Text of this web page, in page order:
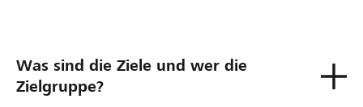
Was sind die Ziele und wer die
Zielgruppe?